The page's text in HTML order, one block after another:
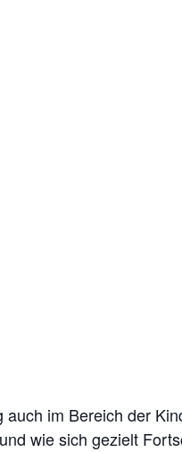
im Bereich der
wie sich gezielt